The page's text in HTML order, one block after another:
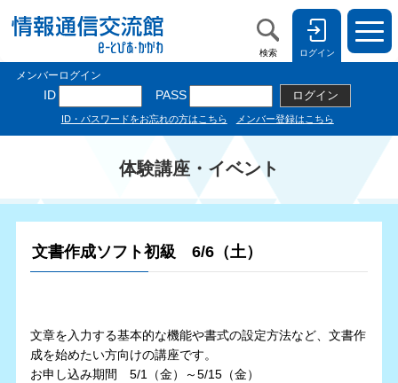
検索 ログイン
体験講座・イベント
文書作成ソフト初級 6/6（土）
文章を入力する基本的な機能や書式の設定方法など、文書作
成を始めたい方向けの講座です。
お申し込み期間 5/1（金）～5/15（金）